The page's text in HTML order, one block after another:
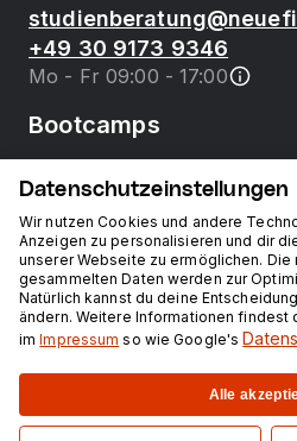
+49 30 9173 9346
Mo - Fr 09:00 - 17:00
Bootcamps
neue fische
Ressourcen
Kurse
Datenschutzeinstellungen
Wir nutzen Cookies und andere
Anzeigen zu personalisieren und dir
unserer Webseite zu ermöglichen.
gesammelten Daten werden zur
Natürlich kannst du deine
ändern. Weitere Informationen findest
imImpressum so wie Google's
Alle